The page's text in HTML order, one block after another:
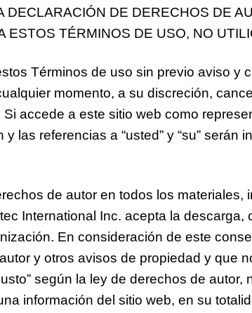
DE DERECHOS DE
ESTOS TÉRMINOS DE USO, NO
Términos de uso sin previo aviso y
momento, a su discreción,
accede a este sitio web como
referencias a “usted” y “su” serán
de autor en todos los
International Inc. acepta la
En consideración de este
y otros avisos de propiedad y que
según la ley de derechos de autor,
información del sitio web, en su